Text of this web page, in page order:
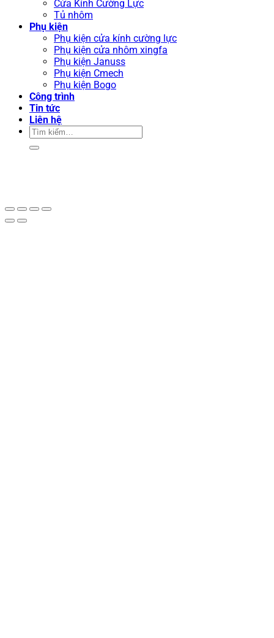
Cửa Kính Cường Lực
Tủ nhôm
Phụ kiện
Phụ kiện cửa kính cường lực
Phụ kiện cửa nhôm xingfa
Phụ kiện Januss
Phụ kiện Cmech
Phụ kiện Bogo
Công trình
Tin tức
Liên hệ
Tìm